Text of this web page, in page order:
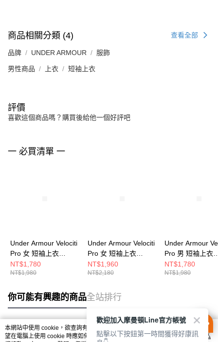
商品相關分類 (4) 查看全部
品牌 UNDER ARMOUR 服飾
男性商品 上衣 短袖上衣
評價
喜歡這個商品嗎？購買後給他一個好評吧
一 必買清單 一
Under Armour Velociti
Pro 女 短袖上衣
6009536-001
NT$1,780
NT$1,980
Under Armour Velociti
Pro 女 短袖上衣
6012729-001
NT$1,960
NT$2,180
Under Armour
Pro 男 短袖上衣
6009506-069
NT$1,780
NT$1,980
你可能有興趣的商品全站排行
熱門標籤
本網站中使用 cookie，欲查詢有關本網站使用 cookie 方式之詳情，及若您不希
望在電腦上使用 cookie 時應如何變更電腦的 cookie 設定，請參閱本網站「
隱私
歡迎加入摩曼頓Line官方帳號
點擊以下按鈕第一時間獲得好康訊